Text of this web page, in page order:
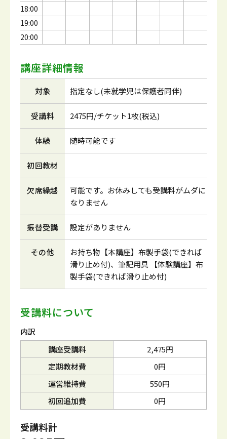
18:00
19:00
20:00
講座詳細情報
対象 指定なし(未就学児は保護者同伴)
受講料 2475円/チケット1枚(税込)
体験 随時可能です
初回教材
欠席繰越
可能です。お休みしても受講料がムダに
なりません
振替受講 設定がありません
その他
お持ち物【本講座】布製手袋(できれば
滑り止め付)、筆記用具 【体験講座】布
製手袋(できれば滑り止め付)
受講料について
内訳
講座受講料
2,475円
定期教材費
0円
運営維持費
550円
初回追加費
0円
受講料計